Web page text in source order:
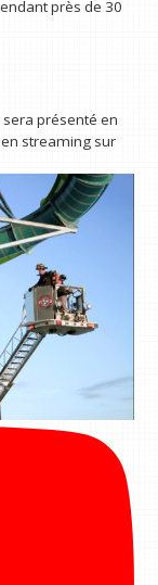
près de 30
sera présenté en
streaming sur